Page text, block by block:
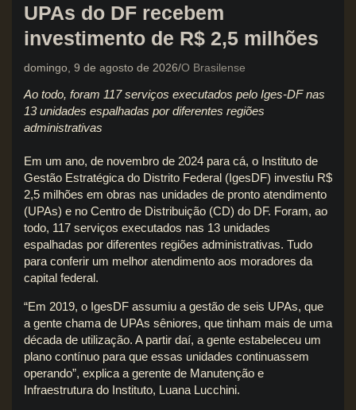
UPAs do DF recebem
investimento de R$ 2,5 milhões
domingo, 9 de agosto de 2026 O Brasilense
Ao todo, foram 117 serviços executados pelo Iges-DF nas
13 unidades espalhadas por diferentes regiões
administrativas
Em um ano, de novembro de 2024 para cá, o Instituto de
Gestão Estratégica do Distrito Federal (IgesDF) investiu R$
2,5 milhões em obras nas unidades de pronto atendimento
(UPAs) e no Centro de Distribuição (CD) do DF. Foram, ao
todo, 117 serviços executados nas 13 unidades
espalhadas por diferentes regiões administrativas. Tudo
para conferir um melhor atendimento aos moradores da
capital federal.
“Em 2019, o IgesDF assumiu a gestão de seis UPAs, que
a gente chama de UPAs sêniores, que tinham mais de uma
década de utilização. A partir daí, a gente estabeleceu um
plano contínuo para que essas unidades continuassem
operando”, explica a gerente de Manutenção e
Infraestrutura do Instituto, Luana Lucchini.